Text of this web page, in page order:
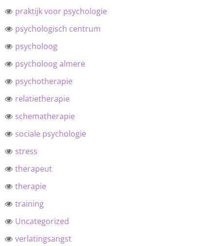
praktijk voor psychologie
psychologisch centrum
psycholoog
psycholoog almere
psychotherapie
relatietherapie
schematherapie
sociale psychologie
stress
therapeut
therapie
training
Uncategorized
verlatingsangst